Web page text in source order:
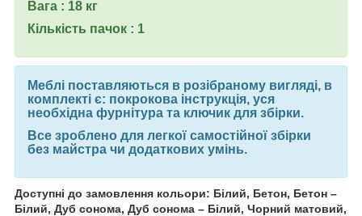
Вага : 18 кг
Кількість пачок : 1
Меблі поставляються в розібраному вигляді, в
комплекті є: покрокова інструкція, уся
необхідна фурнітура та ключик для збірки.
Все зроблено для легкої самостійної збірки
без майстра чи додаткових умінь.
Доступні до замовлення кольори: Білий, Бетон, Бетон –
Білий, Дуб сонома, Дуб сонома – Білий, Чорний матовий,